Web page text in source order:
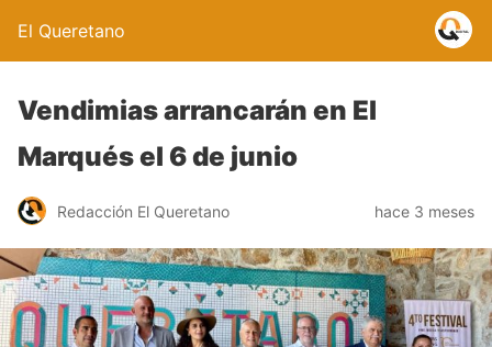
El Queretano
Vendimias arrancarán en El
Marqués el 6 de junio
Redacción El Queretano hace 3 meses